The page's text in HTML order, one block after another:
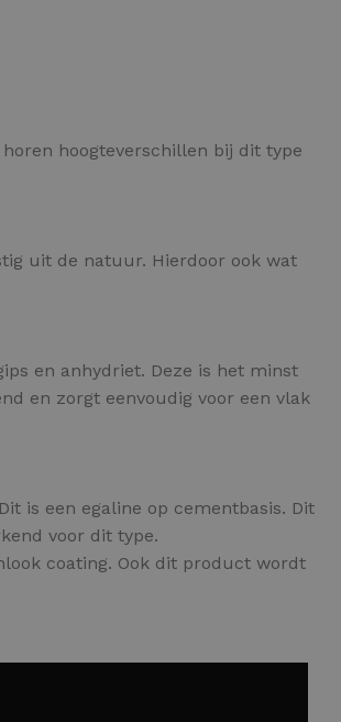
hoogteverschillen bij dit type
uit de natuur. Hierdoor ook wat
en anhydriet. Deze is het minst
en zorgt eenvoudig voor een vlak
is een egaline op cementbasis. Dit
voor dit type.
coating. Ook dit product wordt